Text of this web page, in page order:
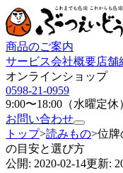
商品のご案内
サービス会社概要店舗
オンラインショップ
0598-21-0959
9:00〜18:00（水曜定休
お問い合わせ
トップ>読みもの>位牌
の目安と選び方
公開: 2020-02-14更新: